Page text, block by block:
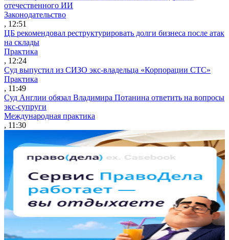
отечественного ИИ
Законодательство
, 12:51
ЦБ рекомендовал реструктурировать долги бизнеса после атак
на склады
Практика
, 12:24
Суд выпустил из СИЗО экс-владельца «Корпорации СТС»
Практика
, 11:49
Суд Англии обязал Владимира Потанина ответить на вопросы
экс-супруги
Международная практика
, 11:30